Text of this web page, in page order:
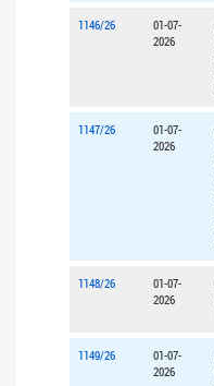
1146/26
01-07-
2026
1147/26
01-07-
2026
1148/26
01-07-
2026
1149/26
01-07-
2026